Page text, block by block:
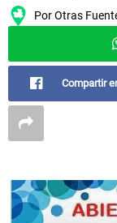
PorOtras
Compartir